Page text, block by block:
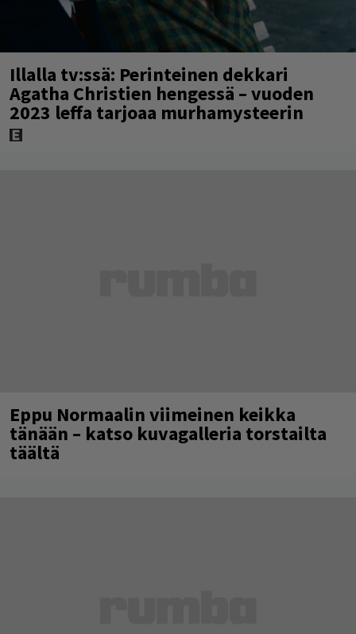
Illalla tv:ssä: Perinteinen dekkari
Agatha Christien hengessä – vuoden
2023 leffa tarjoaa murhamysteerin
Eppu Normaalin viimeinen keikka
tänään – katso kuvagalleria torstailta
täältä